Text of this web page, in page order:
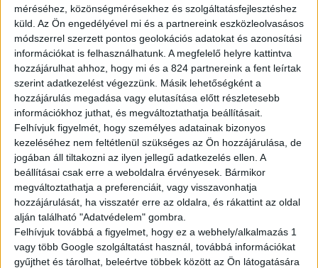
méréséhez, közönségmérésekhez és szolgáltatásfejlesztéshez
küld. Az Ön engedélyével mi és a partnereink eszközleolvasásos
módszerrel szerzett pontos geolokációs adatokat és azonosítási
információkat is felhasználhatunk. A megfelelő helyre kattintva
hozzájárulhat ahhoz, hogy mi és a 824 partnereink a fent leírtak
szerint adatkezelést végezzünk. Másik lehetőségként a
hozzájárulás megadása vagy elutasítása előtt részletesebb
információkhoz juthat, és megváltoztathatja beállításait.
Felhívjuk figyelmét, hogy személyes adatainak bizonyos
kezeléséhez nem feltétlenül szükséges az Ön hozzájárulása, de
jogában áll tiltakozni az ilyen jellegű adatkezelés ellen. A
beállításai csak erre a weboldalra érvényesek. Bármikor
megváltoztathatja a preferenciáit, vagy visszavonhatja
hozzájárulását, ha visszatér erre az oldalra, és rákattint az oldal
alján található "Adatvédelem" gombra.
Felhívjuk továbbá a figyelmet, hogy ez a webhely/alkalmazás 1
vagy több Google szolgáltatást használ, továbbá információkat
gyűjthet és tárolhat, beleértve többek között az Ön látogatására
TELJES KÍNÁLAT